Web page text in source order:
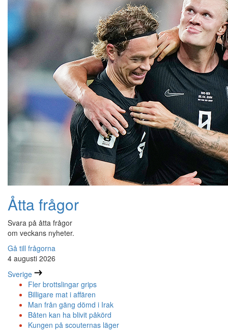
Åtta frågor
Svara på åtta frågor
om veckans nyheter.
Gå till frågorna
4 augusti 2026
Sverige
Fler brottslingar grips
Billigare mat i affären
Man från gäng dömd i Irak
Båten kan ha blivit påkörd
Kungen på scouternas läger